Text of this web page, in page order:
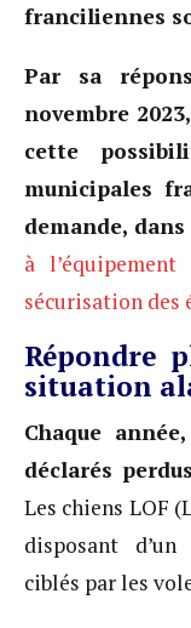
franciliennes
Par sa
novembre
cette
municipales
demande,
à
sécurisation des
Répondre
situation
Chaque
déclarés
Les chiens LOF
disposant
ciblés par les